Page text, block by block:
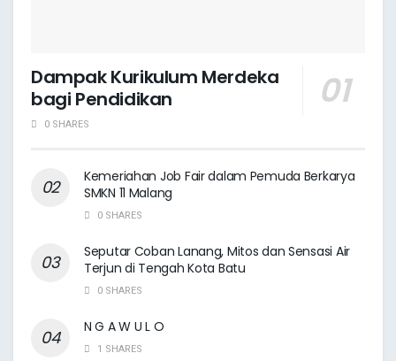
Dampak Kurikulum Merdeka
bagi Pendidikan
0 SHARES
Kemeriahan Job Fair dalam Pemuda Berkarya
SMKN 11 Malang
0 SHARES
Seputar Coban Lanang, Mitos dan Sensasi Air
Terjun di Tengah Kota Batu
0 SHARES
N G A W U L O
1 SHARES